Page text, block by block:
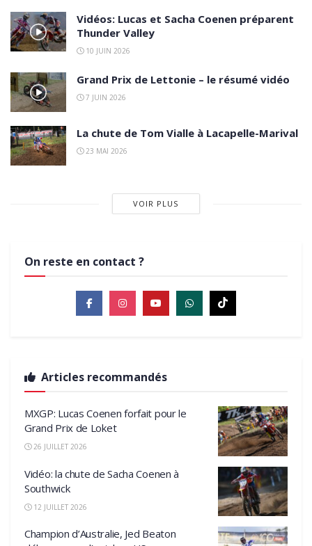
Vidéos: Lucas et Sacha Coenen préparent
Thunder Valley
10 JUIN 2026
Grand Prix de Lettonie – le résumé vidéo
7 JUIN 2026
La chute de Tom Vialle à Lacapelle-Marival
23 MAI 2026
VOIR PLUS
On reste en contact ?
Articles recommandés
MXGP: Lucas Coenen forfait pour le
Grand Prix de Loket
26 JUILLET 2026
Vidéo: la chute de Sacha Coenen à
Southwick
12 JUILLET 2026
Champion d’Australie, Jed Beaton